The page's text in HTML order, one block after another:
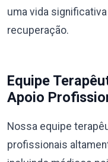
uma vida
recuperação.
Equipe
Apoio
Nossa equipe
profissionais